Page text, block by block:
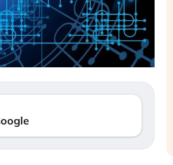
valutazioni estreme alla
Cosa sta guidando il
degli asset?
segni di stanchezza
le (…)
2026